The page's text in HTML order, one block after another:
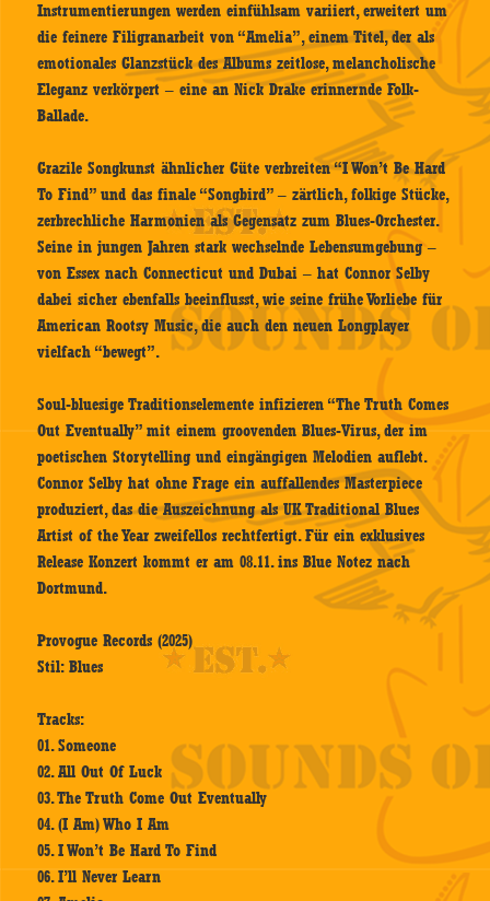
Instrumentierungen werden einfühlsam variiert, erweitert um
die feinere Filigranarbeit von “Amelia”, einem Titel, der als
emotionales Glanzstück des Albums zeitlose, melancholische
Eleganz verkörpert – eine an Nick Drake erinnernde Folk-
Ballade.
Grazile Songkunst ähnlicher Güte verbreiten “I Won’t Be Hard
To Find” und das finale “Songbird” – zärtlich, folkige Stücke,
zerbrechliche Harmonien als Gegensatz zum Blues-Orchester.
Seine in jungen Jahren stark wechselnde Lebensumgebung –
von Essex nach Connecticut und Dubai – hat Connor Selby
dabei sicher ebenfalls beeinflusst, wie seine frühe Vorliebe für
American Rootsy Music, die auch den neuen Longplayer
vielfach “bewegt”.
Soul-bluesige Traditionselemente infizieren “The Truth Comes
Out Eventually” mit einem groovenden Blues-Virus, der im
poetischen Storytelling und eingängigen Melodien auflebt.
Connor Selby hat ohne Frage ein auffallendes Masterpiece
produziert, das die Auszeichnung als UK Traditional Blues
Artist of the Year zweifellos rechtfertigt. Für ein exklusives
Release Konzert kommt er am 08.11. ins Blue Notez nach
Dortmund.
Provogue Records (2025)
Stil: Blues
Tracks:
01. Someone
02. All Out Of Luck
03. The Truth Come Out Eventually
04. (I Am) Who I Am
05. I Won’t Be Hard To Find
06. I’ll Never Learn